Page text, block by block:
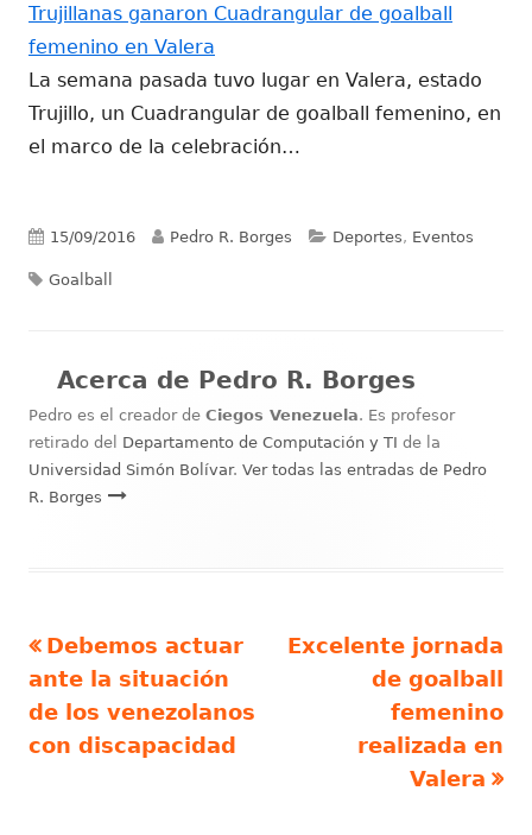
Trujillanas ganaron Cuadrangular de goalball
femenino en Valera
La semana pasada tuvo lugar en Valera, estado
Trujillo, un Cuadrangular de goalball femenino, en
el marco de la celebración…
Publicado
el
15/09/2016 Autor
Pedro R. Borges Categorías
Deportes, Eventos
Etiquetas
Goalball
Acerca de Pedro R. Borges
Pedro es el creador de Ciegos Venezuela. Es profesor
retirado del Departamento de Computación y TI de la
Universidad Simón Bolívar. Ver todas las entradas de Pedro
R. Borges
Navegación
de
entradas
Artículo
anterior
Debemos actuar
ante la situación
de los venezolanos
con discapacidad
Artículo
siguiente
Excelente jornada
de goalball
femenino
realizada en
Valera